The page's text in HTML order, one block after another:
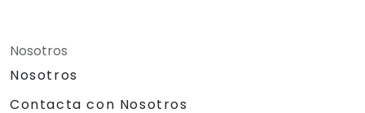
Nosotros
Nosotros
Contacta con Nosotros